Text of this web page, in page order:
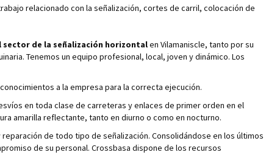
relacionado con la señalización, cortes de carril, colocación de
sector de la señalización horizontalen Vilamaniscle, tanto por su
Tenemos un equipo profesional, local, joven y dinámico. Los
a la empresa para la correcta ejecución.
en toda clase de carreteras y enlaces de primer orden en el
amarilla reflectante, tanto en diurno o como en nocturno.
de todo tipo de señalización. Consolidándose en los últimos
de su personal. Crossbasa dispone de los recursos